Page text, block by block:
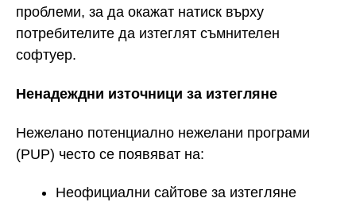
проблеми, за да окажат натиск върху
потребителите да изтеглят съмнителен
софтуер.
Ненадеждни източници за изтегляне
Нежелано потенциално нежелани програми
(PUP) често се появяват на:
Неофициални сайтове за изтегляне